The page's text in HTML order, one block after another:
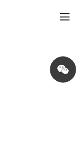
Share
on
wechat